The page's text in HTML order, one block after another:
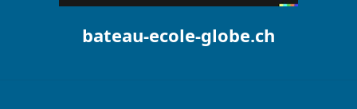
bateau-ecole-globe.ch